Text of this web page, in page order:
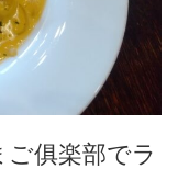
俱楽部でラ